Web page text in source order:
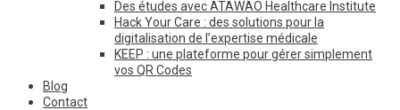
Des études avec ATAWAO Healthcare Institute
Hack Your Care : des solutions pour la
digitalisation de l’expertise médicale
KEEP : une plateforme pour gérer simplement
vos QR Codes
Blog
Contact